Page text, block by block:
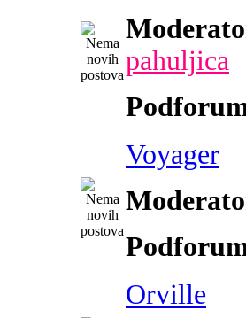
pahuljica
Voyager
Orville